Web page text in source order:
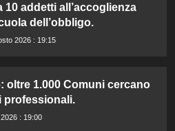
10 addetti all’accoglienza
dell’obbligo.
2026 : 19:15
oltre 1.000 Comuni cercano
professionali.
: 19:00